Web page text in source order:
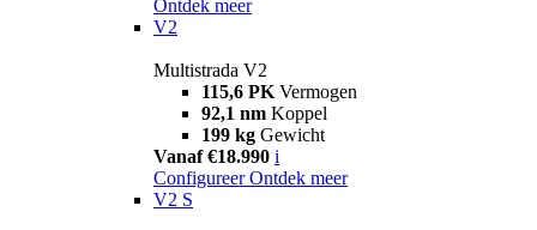
Ontdek meer
V2
Multistrada V2
115,6 PK Vermogen
92,1 nm Koppel
199 kg Gewicht
Vanaf €18.990 i
Configureer Ontdek meer
V2 S